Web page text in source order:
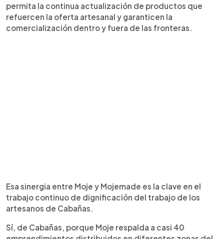
permita la continua actualización de productos que
refuercen la oferta artesanal y garanticen la
comercialización dentro y fuera de las fronteras.
Esa sinergia entre Moje y Mojemade es la clave en el
trabajo continuo de dignificación del trabajo de los
artesanos de Cabañas.
Sí, de Cabañas, porque Moje respalda a casi 40